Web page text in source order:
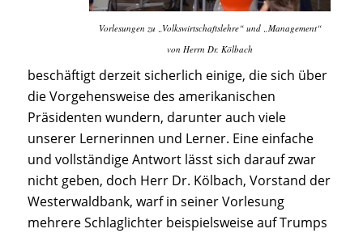
Vorlesungen zu „Volkswirtschaftslehre“ und „Management“
von Herrn Dr. Kölbach
beschäftigt derzeit sicherlich einige, die sich über
die Vorgehensweise des amerikanischen
Präsidenten wundern, darunter auch viele
unserer Lernerinnen und Lerner. Eine einfache
und vollständige Antwort lässt sich darauf zwar
nicht geben, doch Herr Dr. Kölbach, Vorstand der
Westerwaldbank, warf in seiner Vorlesung
mehrere Schlaglichter beispielsweise auf Trumps